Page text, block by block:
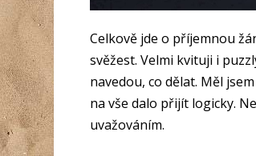
Celkově jde o příjemnou
svěžest. Velmi kvituji i
navedou, co dělat. Měl
na vše dalo přijít logicky.
uvažováním.